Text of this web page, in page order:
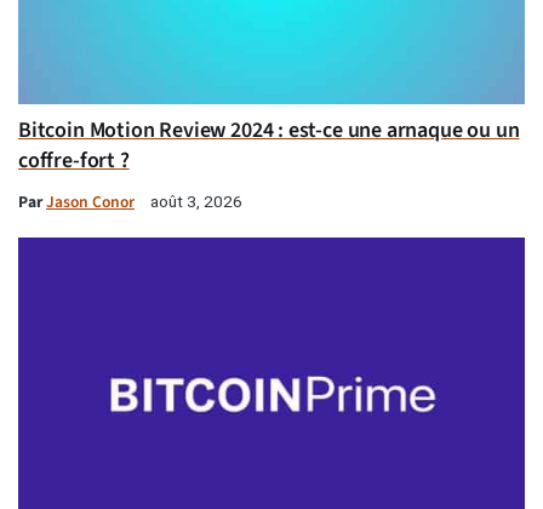
Bitcoin Motion Review 2024 : est-ce une arnaque ou un
coffre-fort ?
ParJason Conor août 3, 2026